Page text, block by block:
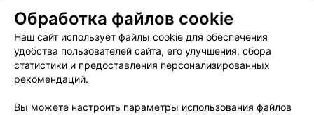
Пользовательское соглашение
Способы оплаты
Вакансии
Партнеры
Написать руководителю 103.by
Обработка файлов cookie
Наш сайт использует файлы cookie для обеспечения
удобства пользователей сайта, его улучшения, сбора
статистики и предоставления персонализированных
рекомендаций.
Вы можете настроить параметры использования файлов